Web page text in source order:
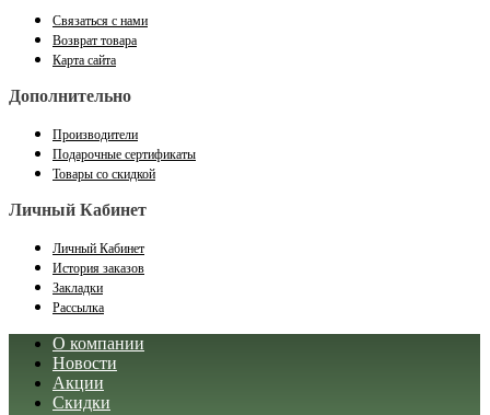
Связаться с нами
Возврат товара
Карта сайта
Дополнительно
Производители
Подарочные сертификаты
Товары со скидкой
Личный Кабинет
Личный Кабинет
История заказов
Закладки
Рассылка
О компании
Новости
Акции
Скидки